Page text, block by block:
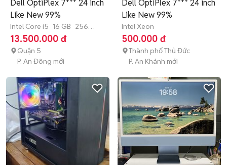
Dell OptiPlex 7*** 24 inch
Like New 99%
Intel Core i5 16 GB 256
GB SSD
13.500.000 đ
Quận 5
P. An Đông mới
Dell OptiPlex 7*** 24 inch
Like New 99%
Intel Xeon
500.000 đ
Thành phố Thủ Đức
P. An Khánh mới